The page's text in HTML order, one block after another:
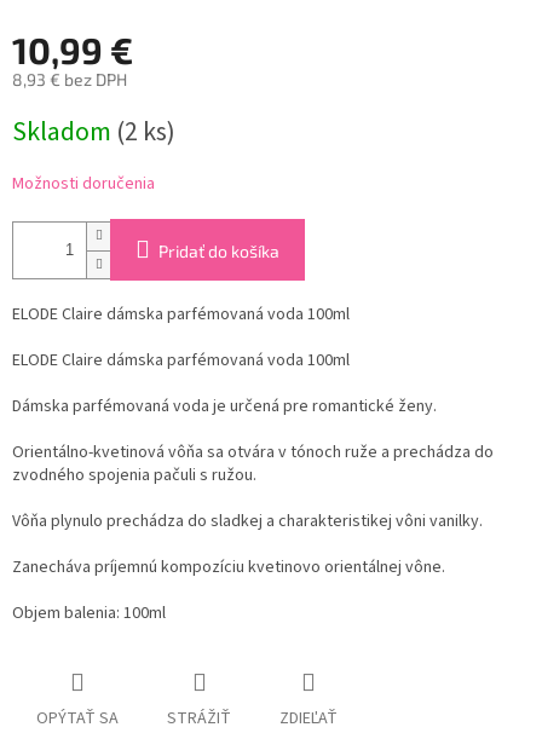
10,99 €
8,93 € bez DPH
cena:
Skladom (2 ks)
Možnosti doručenia
Pridať do košíka
ELODE Claire dámska parfémovaná voda 100ml
ELODE Claire dámska parfémovaná voda 100ml
Dámska parfémovaná voda je určená pre romantické ženy.
Orientálno-kvetinová vôňa sa otvára v tónoch ruže a prechádza do
zvodného spojenia pačuli s ružou.
Vôňa plynulo prechádza do sladkej a charakteristikej vôni vanilky.
Zanecháva príjemnú kompozíciu kvetinovo orientálnej vône.
Objem balenia: 100ml
OPÝTAŤ SA STRÁŽIŤ ZDIEĽAŤ